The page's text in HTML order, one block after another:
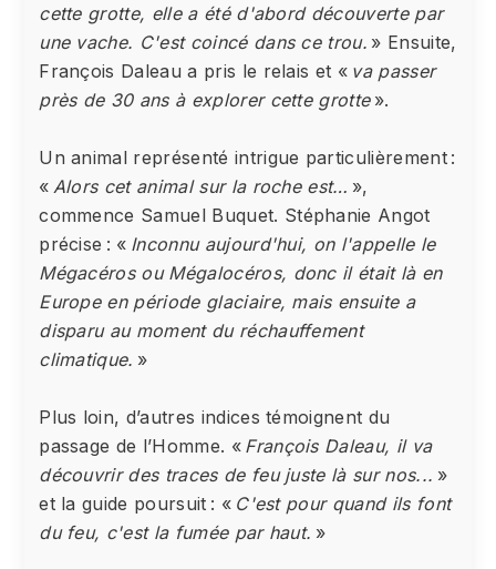
cette grotte, elle a été d'abord découverte par
une vache. C'est coincé dans ce trou. » Ensuite,
François Daleau a pris le relais et « va passer
près de 30 ans à explorer cette grotte».
Un animal représenté intrigue particulièrement :
« Alors cet animal sur la roche est… »,
commence Samuel Buquet. Stéphanie Angot
précise : « Inconnu aujourd'hui, on l'appelle le
Mégacéros ou Mégalocéros, donc il était là en
Europe en période glaciaire, mais ensuite a
disparu au moment du réchauffement
climatique. »
Plus loin, d’autres indices témoignent du
passage de l’Homme. « François Daleau, il va
découvrir des traces de feu juste là sur nos... »
et la guide poursuit : « C'est pour quand ils font
du feu, c'est la fumée par haut. »